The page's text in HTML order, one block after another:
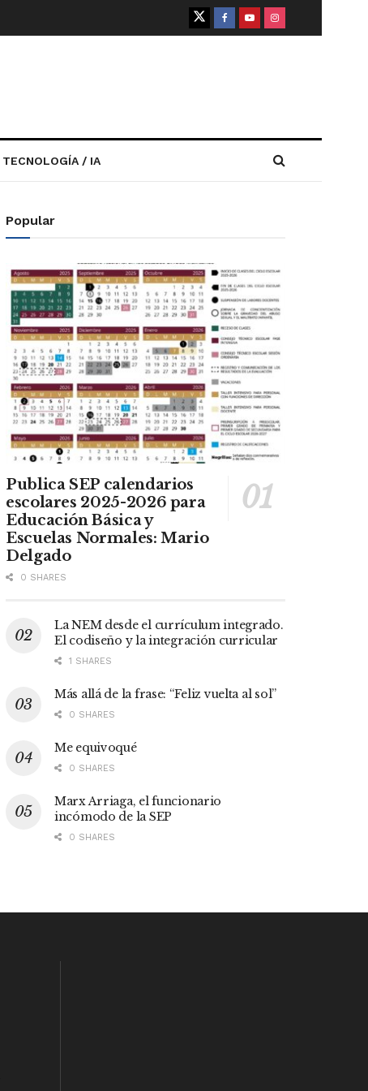
TECNOLOGÍA / IA
Popular
Publica SEP calendarios
escolares 2025-2026 para
Educación Básica y
Escuelas Normales: Mario
Delgado
0 SHARES
La NEM desde el currículum integrado.
El codiseño y la integración curricular
1 SHARES
Más allá de la frase: “Feliz vuelta al sol”
0 SHARES
Me equivoqué
0 SHARES
Marx Arriaga, el funcionario
incómodo de la SEP
0 SHARES